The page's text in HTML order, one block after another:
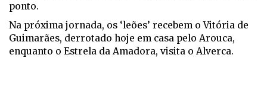
ponto.
Na próxima jornada, os ‘leões’ recebem o Vitória de
Guimarães, derrotado hoje em casa pelo Arouca,
enquanto o Estrela da Amadora, visita o Alverca.